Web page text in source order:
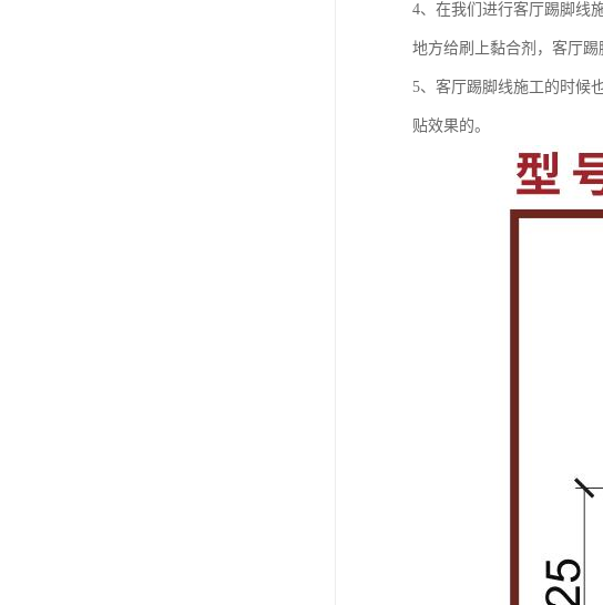
4、在我们进行客厅踢脚线
地方给刷上黏合剂，客厅
5、客厅踢脚线施工的时候
贴效果的。